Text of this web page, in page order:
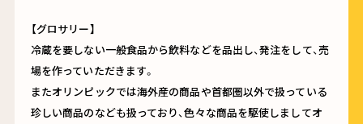
【グロサリー】
冷蔵を要しない一般食品から飲料などを品出し、発注をして、売
場を作っていただきます。
またオリンピックでは海外産の商品や首都圏以外で扱っている
珍しい商品のなども扱っており、色々な商品を駆使しましてオ